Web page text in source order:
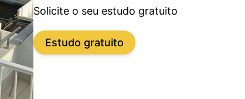
Solicite o seu estudo gratuito
Estudo gratuito